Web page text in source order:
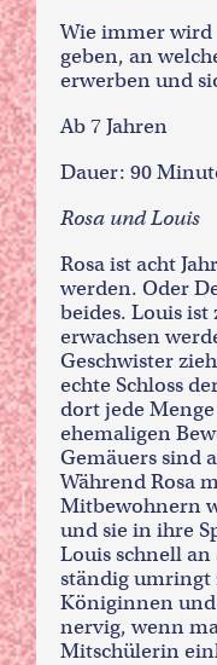
Wie immer wird
geben, an
erwerben und
Ab 7 Jahren
Dauer: 90
Rosa und Louis
Rosa ist acht
werden. Oder
beides. Louis
erwachsen
Geschwister
echte Schloss
dort jede
ehemaligen
Gemäuers sind
Während Rosa
Mitbewohnern
und sie in ihre
Louis schnell
ständig umringt
Königinnen
nervig, wenn
Mitschülerin